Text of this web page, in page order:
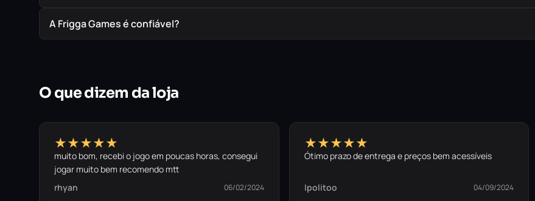
A Frigga Games é confiável?
O que dizem da loja
★★★★★
muito bom, recebi o jogo em poucas horas, consegui
jogar muito bem recomendo mtt
rhyan
06/02/2024
★★★★★
Ótimo prazo de entrega e preços bem acessíveis
Ipolitoo 04/09/2024